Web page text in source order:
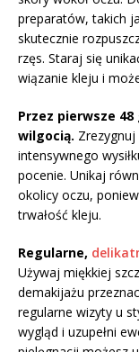
preparatów, takich
skutecznie
rzęs. Staraj się
wiązanie kleju i
Przez pierwsze
wilgocią.
intensywnego
pocenie. Unikaj
okolicy oczu,
trwałość kleju.
Regularne,
Używaj miękkiej
demakijażu
regularne wizyty u
wygląd i uzupełni